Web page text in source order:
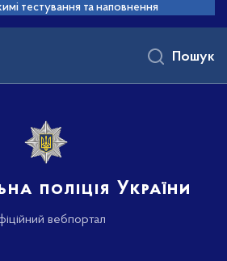
тестування та наповнення
поліція України
вебпортал
Пошук